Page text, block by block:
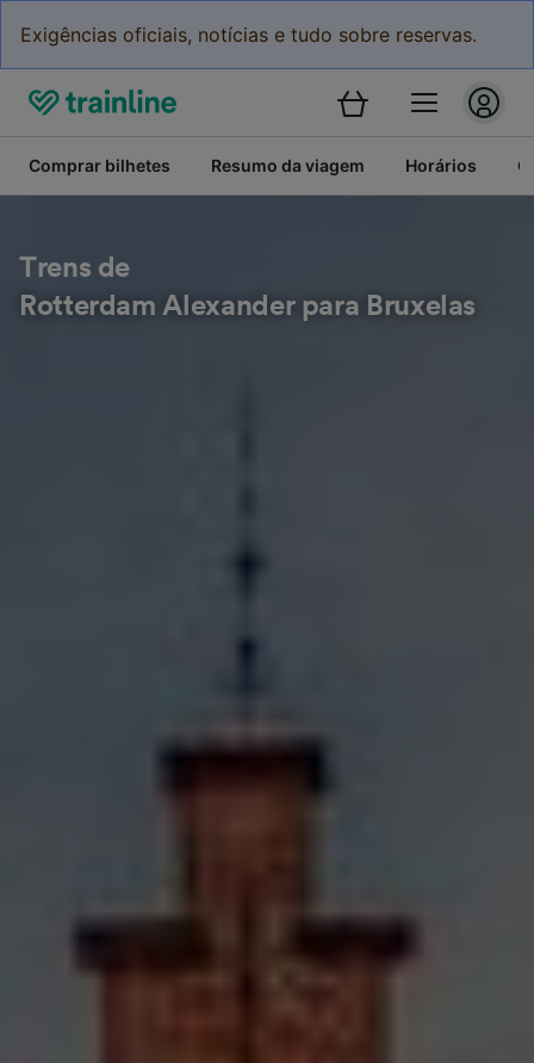
Exigências oficiais, notícias e tudo sobre reservas.
Comprar bilhetes Resumo da viagem Horários
Trens de
Rotterdam Alexander para Bruxelas